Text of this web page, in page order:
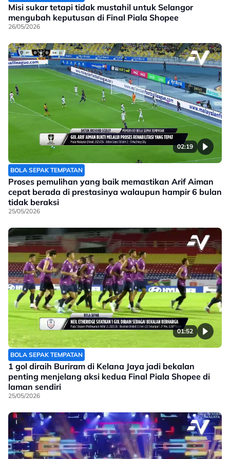
Misi sukar tetapi tidak mustahil untuk Selangor
mengubah keputusan di Final Piala Shopee
26/05/2026
02:19
BOLA SEPAK TEMPATAN
Proses pemulihan yang baik memastikan Arif Aiman
cepat berada di prestasinya walaupun hampir 6 bulan
tidak beraksi
25/05/2026
01:52
BOLA SEPAK TEMPATAN
1 gol diraih Buriram di Kelana Jaya jadi bekalan
penting menjelang aksi kedua Final Piala Shopee di
laman sendiri
25/05/2026